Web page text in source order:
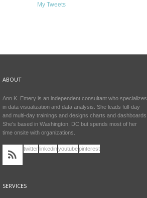
My Tweets
ABOUT
Ann K. Emery is an independent consultant who specializes
in data visualization and data analysis. She leads full-day
and multi-day trainings and designs charts and dashboards.
She's based in Washington, DC but spends most of her
time onsite with organizations.
twitterlinkedinyoutubepinterest
SERVICES